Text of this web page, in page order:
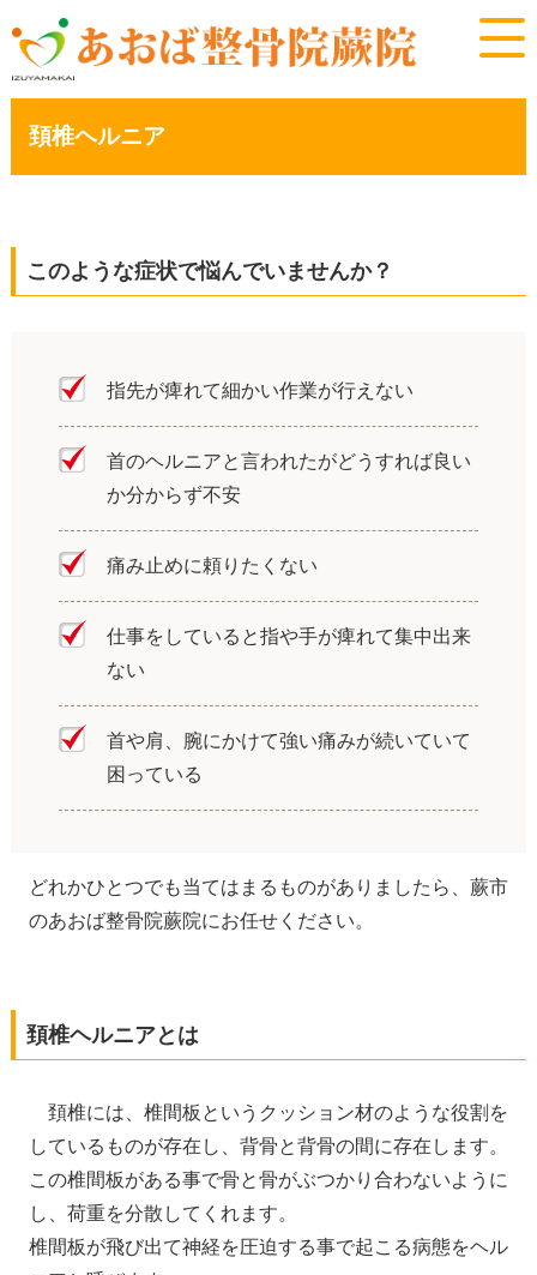
頚椎ヘルニア
このような症状で悩んでいませんか？
指先が痺れて細かい作業が行えない
首のヘルニアと言われたがどうすれば良い
か分からず不安
痛み止めに頼りたくない
仕事をしていると指や手が痺れて集中出来
ない
首や肩、腕にかけて強い痛みが続いていて
困っている
どれかひとつでも当てはまるものがありましたら、蕨市
のあおば整骨院蕨院にお任せください。
頚椎ヘルニアとは
頚椎には、椎間板というクッション材のような役割を
しているものが存在し、背骨と背骨の間に存在します。
この椎間板がある事で骨と骨がぶつかり合わないように
し、荷重を分散してくれます。
椎間板が飛び出て神経を圧迫する事で起こる病態をヘル